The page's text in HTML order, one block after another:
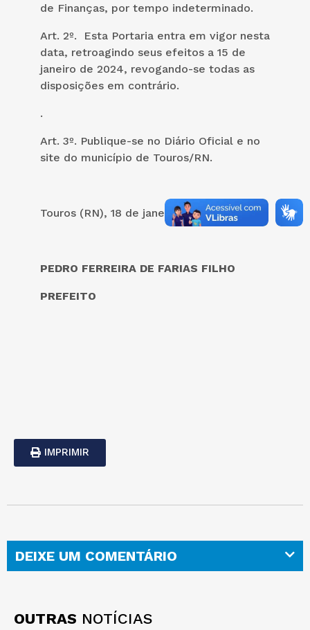
de Finanças, por tempo indeterminado.
Art. 2º. Esta Portaria entra em vigor nesta
data, retroagindo seus efeitos a 15 de
janeiro de 2024, revogando-se todas as
disposições em contrário.
.
Art. 3º. Publique-se no Diário Oficial e no
site do município de Touros/RN.
Touros (RN), 18 de janeiro de 2023.
PEDRO FERREIRA DE FARIAS FILHO
PREFEITO
IMPRIMIR
DEIXE UM COMENTÁRIO
OUTRAS NOTÍCIAS